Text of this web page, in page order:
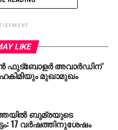
KERALA BLASTERS SPORTS
നഗരസഭയില്‍
LIKE
ഫുട്‌ബോളര്‍ അവാര്‍ഡിന്
മുഖാമുഖം
ബുമ്രയുടെ
17 വര്‍ഷത്തിനുശേഷം